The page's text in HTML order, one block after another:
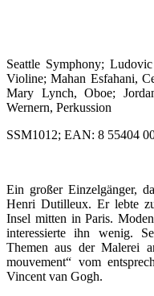
Seattle Symphony;
Violine; Mahan Esfahani,
Mary Lynch, Oboe;
Wernern, Perkussion
SSM1012; EAN: 8 55404
Ein großer Einzelgänger,
Henri Dutilleux. Er lebte
Insel mitten in Paris.
interessierte ihn wenig.
Themen aus der Malerei
mouvement“ vom
Vincent van Gogh.